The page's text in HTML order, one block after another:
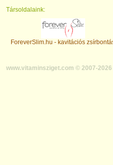
Társoldalaink:
ForeverSlim.hu - kavitációs
www.vitaminsziget.com © 2007-